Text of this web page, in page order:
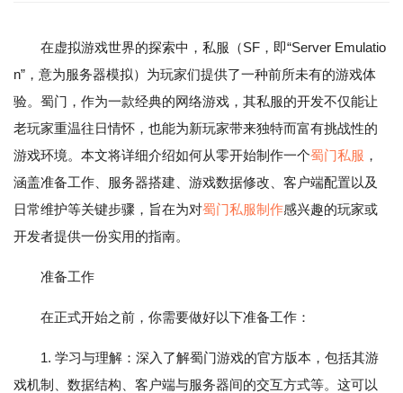
在虚拟游戏世界的探索中，私服（SF，即“Server Emulatio
n”，意为服务器模拟）为玩家们提供了一种前所未有的游戏体
验。蜀门，作为一款经典的网络游戏，其私服的开发不仅能让
老玩家重温往日情怀，也能为新玩家带来独特而富有挑战性的
游戏环境。本文将详细介绍如何从零开始制作一个蜀门私服 ，
涵盖准备工作、服务器搭建、游戏数据修改、客户端配置以及
日常维护等关键步骤，旨在为对蜀门私服制作感兴趣的玩家或
开发者提供一份实用的指南。
准备工作
在正式开始之前，你需要做好以下准备工作：
1. 学习与理解：深入了解蜀门游戏的官方版本，包括其游
戏机制、数据结构、客户端与服务器间的交互方式等。这可以